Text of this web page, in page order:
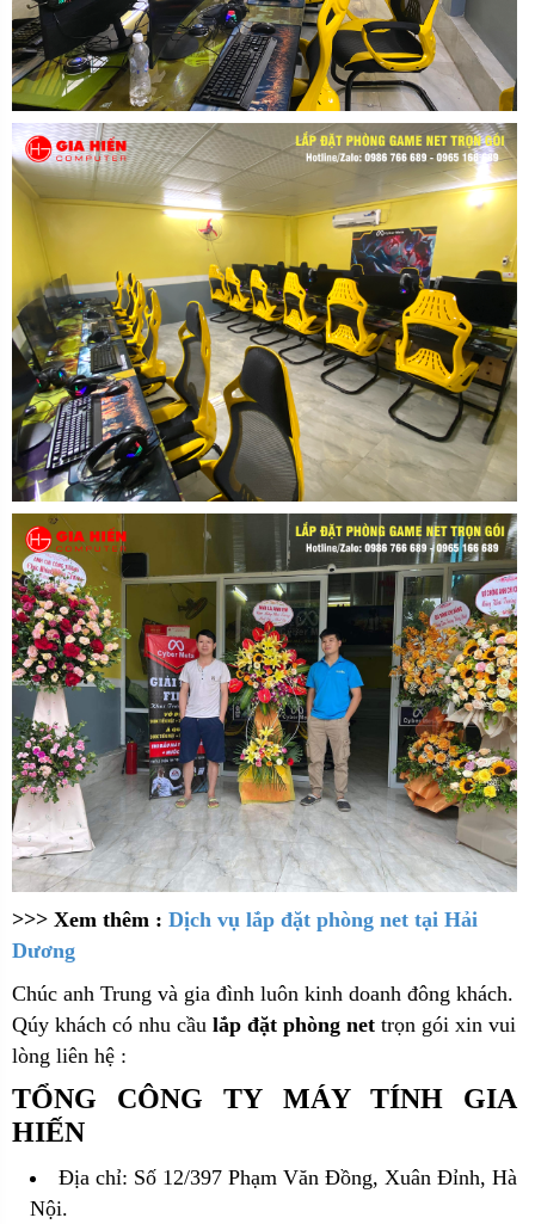
>>> Xem thêm : Dịch vụ lắp đặt phòng net tại Hải
Dương
Chúc anh Trung và gia đình luôn kinh doanh đông khách.
Qúy khách có nhu cầu lắp đặt phòng net trọn gói xin vui
lòng liên hệ :
TỔNG CÔNG TY MÁY TÍNH GIA
HIẾN
Địa chỉ: Số 12/397 Phạm Văn Đồng, Xuân Đỉnh, Hà
Nội.